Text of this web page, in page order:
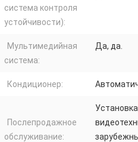
система контроля
устойчивости):
Мультимедийная
система:
Да, да.
Кондиционер:
Послепродажное
обслуживание: